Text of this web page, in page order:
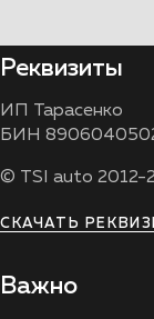
Реквизиты
ИП Тарасенко
БИН
© TSI auto 2012-
СКАЧАТЬ
Важно